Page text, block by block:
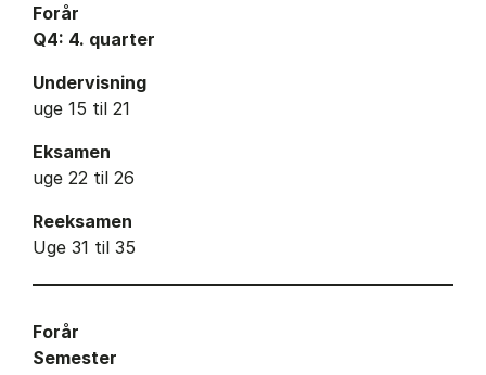
Forår
Q4: 4. quarter
Undervisning
uge 15 til 21
Eksamen
uge 22 til 26
Reeksamen
Uge 31 til 35
Forår
Semester